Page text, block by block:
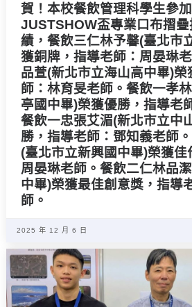
賀！本校餐飲管理科學生參
JUSTSHOW盃專業口布摺
績，餐飲三仁林予馨(臺北市
獲銅牌，指導老師：周晏琳
品萱(新北市立海山高中畢)
師：林育旻老師。餐飲一孝
亭國中畢)榮獲優勝，指導老
餐飲一忠張艾湄(新北市立中
勝，指導老師：鄧知義老師
(臺北市立新興國中畢)榮獲佳
周晏琳老師。餐飲二仁林品
中畢)榮獲最佳創意獎，指導
師。
2025 年 12 月 6 日